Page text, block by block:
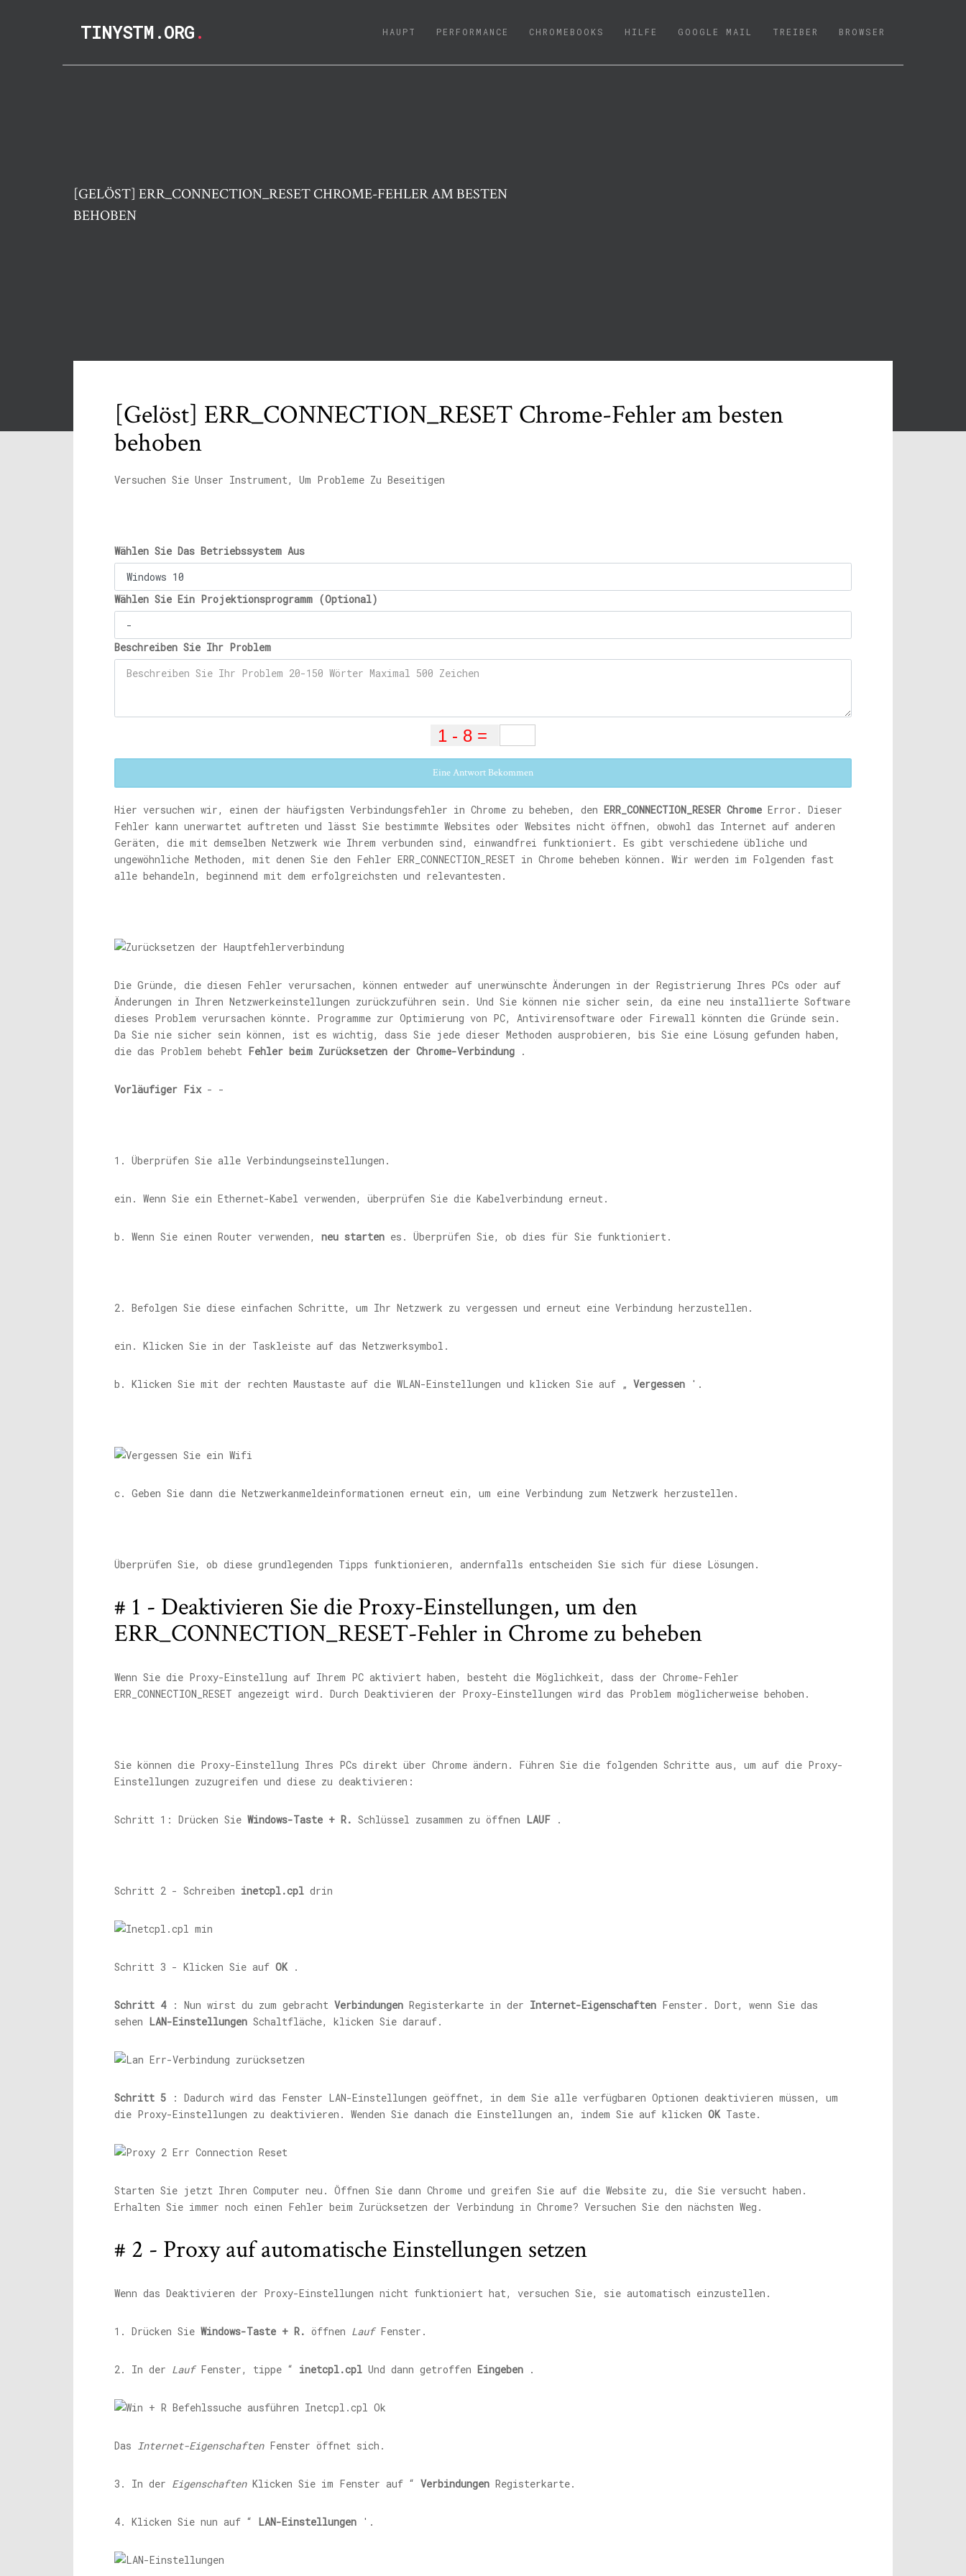
TINYSTM.ORG. HAUPT (CURRENT)
PERFORMANCE CHROMEBOOKS HILFE GOOGLE MAIL TREIBER BROWSER
[GELÖST] ERR_CONNECTION_RESET CHROME-FEHLER AM BESTEN
BEHOBEN
[Gelöst] ERR_CONNECTION_RESET Chrome-Fehler am besten
behoben
Versuchen Sie Unser Instrument, Um Probleme Zu Beseitigen
Wählen Sie Das Betriebssystem Aus
Wählen Sie Ein Projektionsprogramm (Optional)
Beschreiben Sie Ihr Problem
Eine Antwort Bekommen
Hier versuchen wir, einen der häufigsten Verbindungsfehler in Chrome zu beheben, den ERR_CONNECTION_RESER Chrome Error. Dieser
Fehler kann unerwartet auftreten und lässt Sie bestimmte Websites oder Websites nicht öffnen, obwohl das Internet auf anderen
Geräten, die mit demselben Netzwerk wie Ihrem verbunden sind, einwandfrei funktioniert. Es gibt verschiedene übliche und
ungewöhnliche Methoden, mit denen Sie den Fehler ERR_CONNECTION_RESET in Chrome beheben können. Wir werden im Folgenden fast
alle behandeln, beginnend mit dem erfolgreichsten und relevantesten.
Die Gründe, die diesen Fehler verursachen, können entweder auf unerwünschte Änderungen in der Registrierung Ihres PCs oder auf
Änderungen in Ihren Netzwerkeinstellungen zurückzuführen sein. Und Sie können nie sicher sein, da eine neu installierte Software
dieses Problem verursachen könnte. Programme zur Optimierung von PC, Antivirensoftware oder Firewall könnten die Gründe sein.
Da Sie nie sicher sein können, ist es wichtig, dass Sie jede dieser Methoden ausprobieren, bis Sie eine Lösung gefunden haben,
die das Problem behebt Fehler beim Zurücksetzen der Chrome-Verbindung .
Vorläufiger Fix- -
1. Überprüfen Sie alle Verbindungseinstellungen.
ein. Wenn Sie ein Ethernet-Kabel verwenden, überprüfen Sie die Kabelverbindung erneut.
b. Wenn Sie einen Router verwenden, neu starten es. Überprüfen Sie, ob dies für Sie funktioniert.
2. Befolgen Sie diese einfachen Schritte, um Ihr Netzwerk zu vergessen und erneut eine Verbindung herzustellen.
ein. Klicken Sie in der Taskleiste auf das Netzwerksymbol.
b. Klicken Sie mit der rechten Maustaste auf die WLAN-Einstellungen und klicken Sie auf „ Vergessen '.
c. Geben Sie dann die Netzwerkanmeldeinformationen erneut ein, um eine Verbindung zum Netzwerk herzustellen.
Überprüfen Sie, ob diese grundlegenden Tipps funktionieren, andernfalls entscheiden Sie sich für diese Lösungen.
# 1 - Deaktivieren Sie die Proxy-Einstellungen, um den
ERR_CONNECTION_RESET-Fehler in Chrome zu beheben
Wenn Sie die Proxy-Einstellung auf Ihrem PC aktiviert haben, besteht die Möglichkeit, dass der Chrome-Fehler
ERR_CONNECTION_RESET angezeigt wird. Durch Deaktivieren der Proxy-Einstellungen wird das Problem möglicherweise behoben.
Sie können die Proxy-Einstellung Ihres PCs direkt über Chrome ändern. Führen Sie die folgenden Schritte aus, um auf die Proxy-
Einstellungen zuzugreifen und diese zu deaktivieren:
Schritt 1: Drücken Sie Windows-Taste + R. Schlüssel zusammen zu öffnen LAUF .
Schritt 2 - Schreiben inetcpl.cpl drin
Schritt 3 - Klicken Sie auf OK.
Schritt 4: Nun wirst du zum gebracht Verbindungen Registerkarte in der Internet-Eigenschaften Fenster. Dort, wenn Sie das
sehen LAN-Einstellungen Schaltfläche, klicken Sie darauf.
Schritt 5 : Dadurch wird das Fenster LAN-Einstellungen geöffnet, in dem Sie alle verfügbaren Optionen deaktivieren müssen, um
die Proxy-Einstellungen zu deaktivieren. Wenden Sie danach die Einstellungen an, indem Sie auf klicken OKTaste.
Starten Sie jetzt Ihren Computer neu. Öffnen Sie dann Chrome und greifen Sie auf die Website zu, die Sie versucht haben.
Erhalten Sie immer noch einen Fehler beim Zurücksetzen der Verbindung in Chrome? Versuchen Sie den nächsten Weg.
# 2 - Proxy auf automatische Einstellungen setzen
Wenn das Deaktivieren der Proxy-Einstellungen nicht funktioniert hat, versuchen Sie, sie automatisch einzustellen.
1. Drücken Sie Windows-Taste + R. öffnen LaufFenster.
2. In der LaufFenster, tippe “ inetcpl.cpl Und dann getroffen Eingeben .
Das Internet-EigenschaftenFenster öffnet sich.
3. In der EigenschaftenKlicken Sie im Fenster auf “ Verbindungen Registerkarte.
4. Klicken Sie nun auf “ LAN-Einstellungen '.